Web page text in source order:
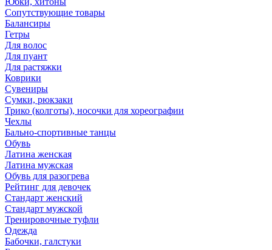
Сопутствующие товары
Балансиры
Гетры
Для волос
Для пуант
Для растяжки
Коврики
Сувениры
Сумки, рюкзаки
Трико (колготы), носочки для хореографии
Чехлы
Бально-спортивные танцы
Обувь
Латина женская
Латина мужская
Обувь для разогрева
Рейтинг для девочек
Стандарт женский
Стандарт мужской
Тренировочные туфли
Одежда
Бабочки, галстуки